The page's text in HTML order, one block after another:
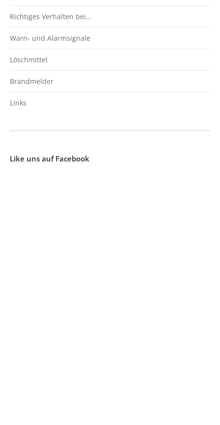
Richtiges Verhalten bei…
Warn- und Alarmsignale
Löschmittel
Brandmelder
Links
Like uns auf Facebook